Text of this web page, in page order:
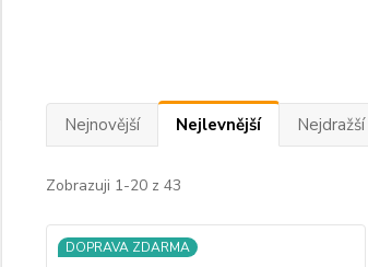
Nejnovější Nejlevnější Nejdražší
Zobrazuji 1-20 z 43
DOPRAVA ZDARMA